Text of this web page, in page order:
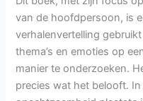
van de hoofdpersoon, is
verhalenvertelling
thema’s en emoties op
manier te onderzoeken.
precies wat het belooft.